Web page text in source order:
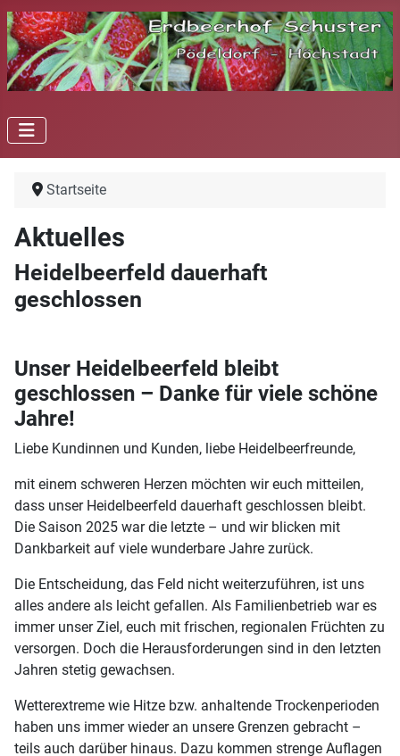
Startseite
Aktuelles
Heidelbeerfeld dauerhaft
geschlossen
Unser Heidelbeerfeld bleibt
geschlossen – Danke für viele schöne
Jahre!
Liebe Kundinnen und Kunden, liebe Heidelbeerfreunde,
mit einem schweren Herzen möchten wir euch mitteilen,
dass unser Heidelbeerfeld dauerhaft geschlossen bleibt.
Die Saison 2025 war die letzte – und wir blicken mit
Dankbarkeit auf viele wunderbare Jahre zurück.
Die Entscheidung, das Feld nicht weiterzuführen, ist uns
alles andere als leicht gefallen. Als Familienbetrieb war es
immer unser Ziel, euch mit frischen, regionalen Früchten zu
versorgen. Doch die Herausforderungen sind in den letzten
Jahren stetig gewachsen.
Wetterextreme wie Hitze bzw. anhaltende Trockenperioden
haben uns immer wieder an unsere Grenzen gebracht –
teils auch darüber hinaus. Dazu kommen strenge Auflagen